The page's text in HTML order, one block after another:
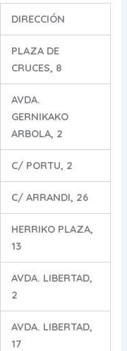
DIRECCIÓN
PLAZA DE
CRUCES, 8
AVDA.
GERNIKAKO
ARBOLA, 2
C/ PORTU, 2
C/ ARRANDI, 26
HERRIKO PLAZA,
13
AVDA. LIBERTAD,
2
AVDA. LIBERTAD,
17